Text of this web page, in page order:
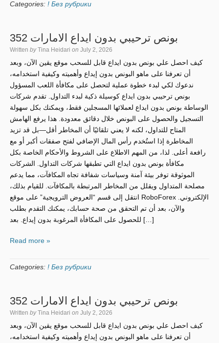
Categories: ! Без рубрики
بونص ترحيبي بدون ايداع الامارات 352
Written by Tina Heidari on July 2, 2026
كيف احصل علي بونص بدون ايداع قابل للسحب موقع يقين الآن، وبعد
أن تعرفنا على ماهو البونص بدون إيداع وأهميته وكيفية استخدامه،
ندعوك لكي لبدء خطوة عملية لتحصل على مكافأة اللعب المسؤول
بونص ترحيبي بدون ايداع كوسيلة ذكية لبدء التداول. تقدم شركات
الوساطة بونص بدون ايداع لعملائها المسجلين فقط، ويمكنك بكل سهولة
التسجيل والحصول على البونص خلال دقائق معدودة. هذا يرفع الهامش
المتاح للتداول، لكنه لا يعني تلقائيًا أن المخاطر أقل—بل قد تزيد
المخاطرة إذا استُخدم رأس المال الإضافي لفتح صفقات أكبر أو مع
رافعة أعلى. لذا، من المهم الاطلاع على الشروط والأحكام الخاصة بكل
مكافأة بونص بدون ايداع التي تطبقها شركات التداول. الشركات
الموثوقة توفر بيئة آمنة وسياسات شفافة تجاه المكافآت، مما يدعم
مصلحة المتداول ويقلل من المخاطر المرتبطة بالمكافآت. للقيام بذلك،
انتقل إلى قسم “العروض الترويجية” على موقع RoboForex الإلكتروني.
والآن، بعد أن تم التحقق من صحة حسابك، يمكنك التقدم بطلب
للحصول على المكافأة المرغوبة بدون إيداع. بعد […]
Read more »
Categories: ! Без рубрики
بونص ترحيبي بدون ايداع الامارات 352
Written by Tina Heidari on July 2, 2026
كيف احصل علي بونص بدون ايداع قابل للسحب موقع يقين الآن، وبعد
أن تعرفنا على ماهو البونص بدون إيداع وأهميته وكيفية استخدامه،